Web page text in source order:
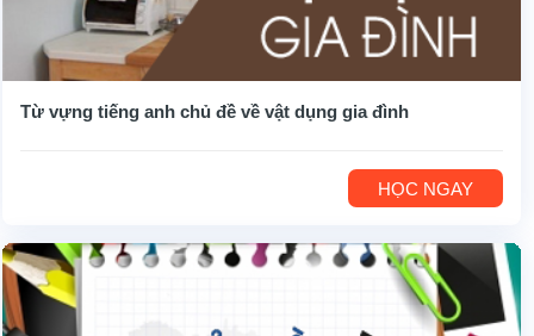
Từ vựng tiếng anh chủ đề về vật dụng gia đình
HỌC NGAY